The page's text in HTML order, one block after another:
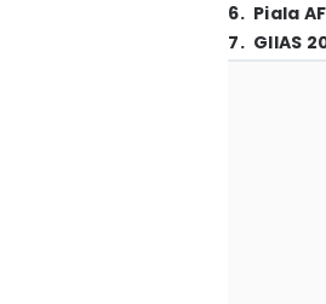
6. Piala
7. GIIAS